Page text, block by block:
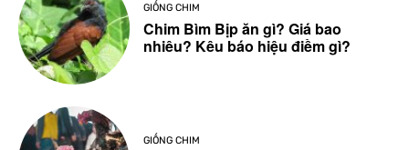
GIỐNG CHIM
Chim Bìm Bịp ăn gì? Giá bao
nhiêu? Kêu báo hiệu điềm gì?
GIỐNG CHIM